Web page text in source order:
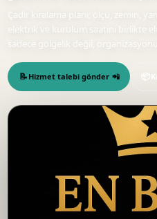
Çadır kiralama planı; ölçü, zemin,
elektrik ve kurulum saatini birlikte
sadece gölgelik değil,
Hizmet talebi gönder